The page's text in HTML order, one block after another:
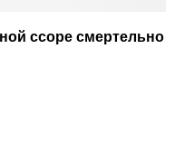
ссоре смертельно